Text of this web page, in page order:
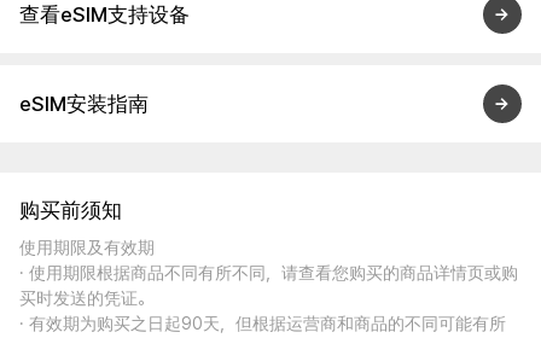
查看eSIM支持设备
eSIM安装指南
购买前须知
使用期限及有效期
· 使用期限根据商品不同有所不同，请查看您购买的商品详情页或购
买时发送的凭证。
· 有效期为购买之日起90天，但根据运营商和商品的不同可能有所